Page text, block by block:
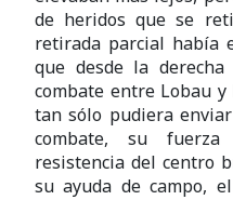
de heridos que se
retirada parcial había
que desde la
combate entre Lobau
tan sólo pudiera
combate, su
resistencia del centro
su ayuda de campo,